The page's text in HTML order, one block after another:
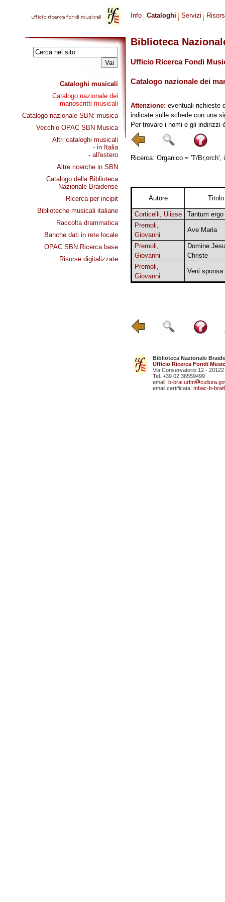
Cataloghi musicali
Catalogo nazionale dei
manoscritti musicali
Catalogo nazionale SBN: musica
Vecchio OPAC SBN Musica
Altri cataloghi musicali
- in Italia
- all'estero
Altre ricerche in SBN
Catalogo della Biblioteca
Nazionale Braidense
Ricerca per incipit
Biblioteche musicali italiane
Raccolta drammatica
Banche dati in rete locale
OPAC SBN Ricerca base
Risorse digitalizzate
Info Cataloghi Servizi
Biblioteca
Ufficio Ricerca Fondi
Catalogo nazionale dei
Attenzione: eventuali richieste
indicate sulle schede con una
Per trovare i nomi e gli indirizzi
Ricerca: Organico = 'T/
Autore Titolo
Corticelli, Ulisse
Tantum ergo
Premoli,
Giovanni
Ave Maria
Premoli,
Giovanni
Domine Jesu
Christe
Premoli,
Giovanni
Veni sponsa
Biblioteca Nazionale
Ufficio Ricerca Fondi
Via Conservatorio 12 - 20122
Tel. +39 02 36559499
email: b-brai.urfm
email certificata: mbac-b-brai